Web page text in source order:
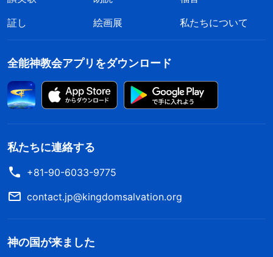
証し
絵画展 私たちについて
全能神教会アプリをダウンロード
私たちに連絡する
+81-90-6033-9775
contact.jp@kingdomsalvation.org
神の国が来ました